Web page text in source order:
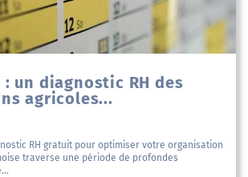
: un diagnostic RH des
agricoles...
RH gratuit pour optimiser votre organisation
traverse une période de profondes